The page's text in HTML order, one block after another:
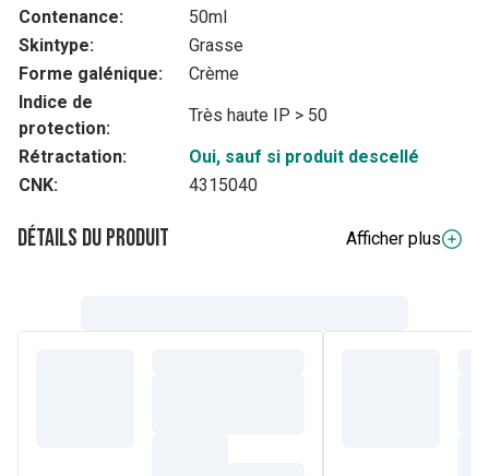
Contenance:
50ml
Skintype:
Grasse
Forme galénique:
Crème
Indice de
protection:
Très haute IP > 50
Rétractation:
Oui, sauf si produit descellé
CNK:
4315040
Détails du produit
Afficher plus
et au-delà dans la lumière bleue, accélératrice du